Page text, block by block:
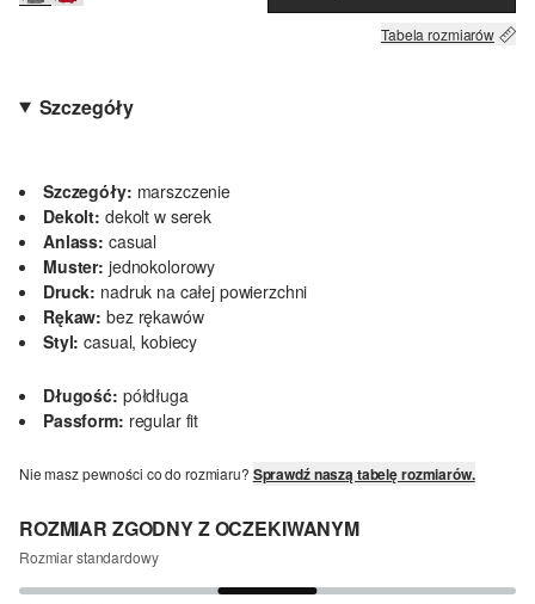
Tabela rozmiarów
Szczegóły
Szczegóły: marszczenie
Dekolt: dekolt w serek
Anlass: casual
Muster: jednokolorowy
Druck: nadruk na całej powierzchni
Rękaw: bez rękawów
Styl: casual, kobiecy
Długość: półdługa
Passform: regular fit
Nie masz pewności co do rozmiaru? Sprawdź naszą tabelę rozmiarów.
ROZMIAR ZGODNY Z OCZEKIWANYM
Rozmiar standardowy